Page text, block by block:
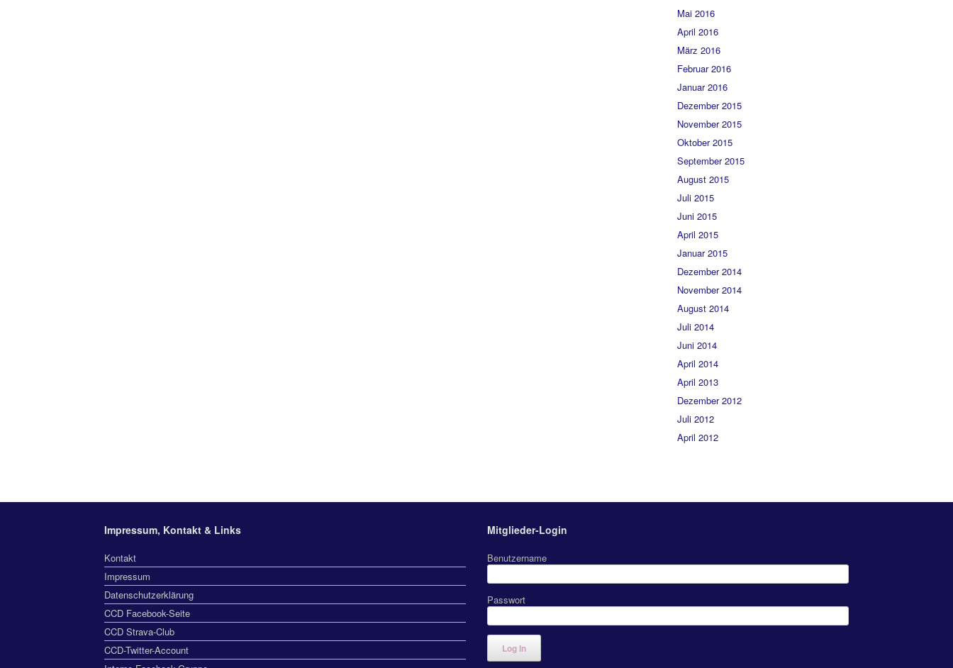
Mai 2016
April 2016
März 2016
Februar 2016
Januar 2016
Dezember 2015
November 2015
Oktober 2015
September 2015
August 2015
Juli 2015
Juni 2015
April 2015
Januar 2015
Dezember 2014
November 2014
August 2014
Juli 2014
Juni 2014
April 2014
April 2013
Dezember 2012
Juli 2012
April 2012
Impressum, Kontakt & Links
Kontakt
Impressum
Datenschutzerklärung
CCD Facebook-Seite
CCD Strava-Club
CCD-Twitter-Account
Mitglieder-Login
Benutzername
Passwort